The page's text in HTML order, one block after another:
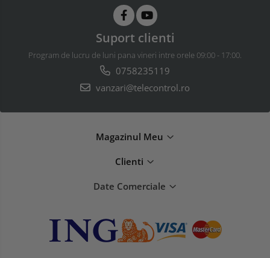
Suport clienti
Program de lucru de luni pana vineri intre orele 09:00 - 17:00.
0758235119
vanzari@telecontrol.ro
Magazinul Meu
Clienti
Date Comerciale